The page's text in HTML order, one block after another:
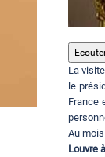
La
le
France
Au
Louvre